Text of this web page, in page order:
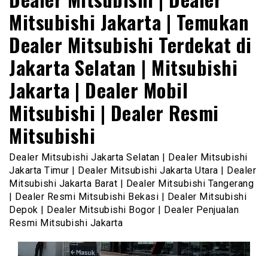
Mitsubishi Jakarta | Temukan
Dealer Mitsubishi Terdekat di
Jakarta Selatan | Mitsubishi
Jakarta | Dealer Mobil
Mitsubishi | Dealer Resmi
Mitsubishi
Dealer Mitsubishi Jakarta Selatan | Dealer Mitsubishi
Jakarta Timur | Dealer Mitsubishi Jakarta Utara | Dealer
Mitsubishi Jakarta Barat | Dealer Mitsubishi Tangerang
| Dealer Resmi Mitsubishi Bekasi | Dealer Mitsubishi
Depok | Dealer Mitsubishi Bogor | Dealer Penjualan
Resmi Mitsubishi Jakarta